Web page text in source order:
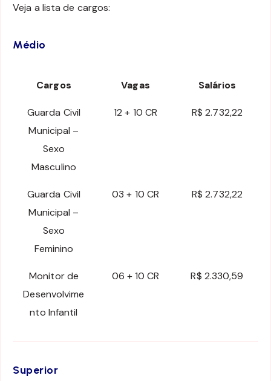
Veja a lista de cargos:
Médio
Cargos Vagas Salários
Guarda Civil
Municipal –
Sexo
Masculino
12 + 10 CR R$ 2.732,22
Guarda Civil
Municipal –
Sexo
Feminino
03 + 10 CR R$ 2.732,22
Monitor de
Desenvolvime
nto Infantil
06 + 10 CR R$ 2.330,59
Superior